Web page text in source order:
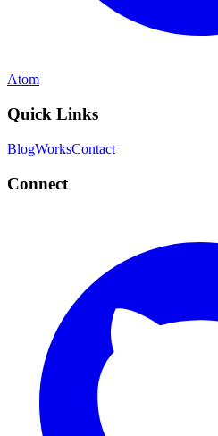
Atom
Quick Links
BlogWorksContact
Connect